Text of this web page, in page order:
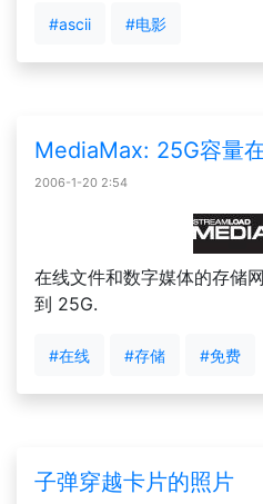
#ascii #电影
MediaMax: 25G容量
2006-1-20 2:54
在线文件和数字媒体的存储
到 25G.
#在线 #存储 #免费
子弹穿越卡片的照片